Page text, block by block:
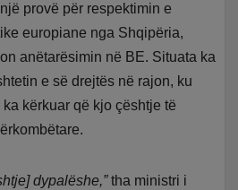
provë për respektimin e
europiane nga Shqipëria,
anëtarësimin në BE. Situata ka
e së drejtës në rajon, ku
kërkuar që kjo çështje të
dypalëshe,”tha ministri i